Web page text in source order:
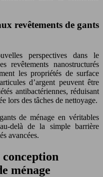
revêtements de gants
perspectives dans le
revêtements nanostructurés
les propriétés de surface
d’argent peuvent être
antibactériennes, réduisant
lors des tâches de nettoyage.
de ménage en véritables
delà de la simple barrière
avancées.
ménage